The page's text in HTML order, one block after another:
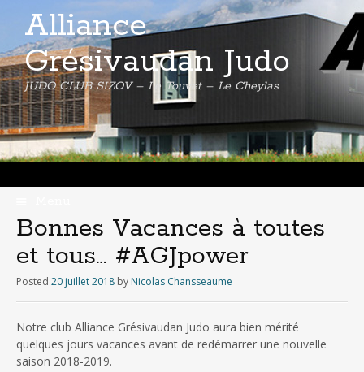
Alliance
Grésivaudan Judo
JUDO CLUB SIZOV – Le Touvet – Le Cheylas
Skip
to
content
Bonnes Vacances à toutes
et tous… #AGJpower
Posted 20 juillet 2018 by Nicolas Chansseaume
Notre club Alliance Grésivaudan Judo aura bien mérité
quelques jours vacances avant de redémarrer une nouvelle
saison 2018-2019.